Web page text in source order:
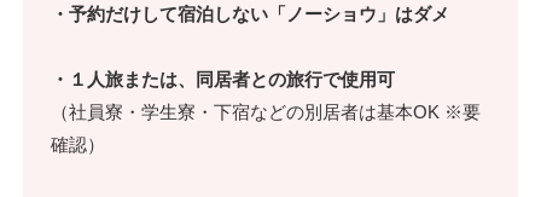
・予約だけして宿泊しない「ノーショウ」はダメ
・１人旅または、同居者との旅行で使用可
（社員寮・学生寮・下宿などの別居者は基本OK ※要
確認）